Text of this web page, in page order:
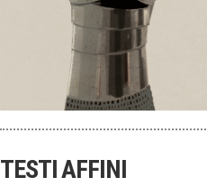
TESTI AFFINI